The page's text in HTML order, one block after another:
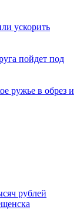
ускорить
пойдет под
ружье в обрез и
рублей